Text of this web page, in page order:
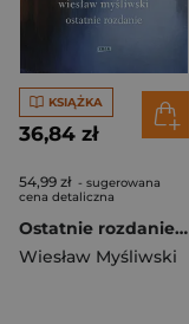
KSIĄŻKA
36,84 zł
54,99 zł - sugerowana
cena detaliczna
Ostatnie rozdanie (2022)
Wiesław Myśliwski